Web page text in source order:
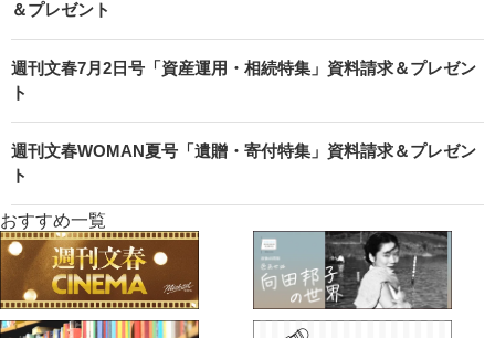
＆プレゼント
週刊文春7月2日号「資産運用・相続特集」資料請求＆プレゼン
ト
週刊文春WOMAN夏号「遺贈・寄付特集」資料請求＆プレゼン
ト
おすすめ一覧